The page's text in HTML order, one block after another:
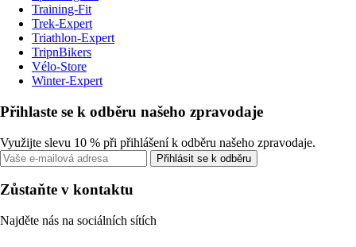
Training-Fit
Trek-Expert
Triathlon-Expert
TripnBikers
Vélo-Store
Winter-Expert
Přihlaste se k odběru našeho zpravodaje
Využijte slevu 10 % při přihlášení k odběru našeho zpravodaje.
Přihlásit se k odběru
Zůstaňte v kontaktu
Najděte nás na sociálních sítích